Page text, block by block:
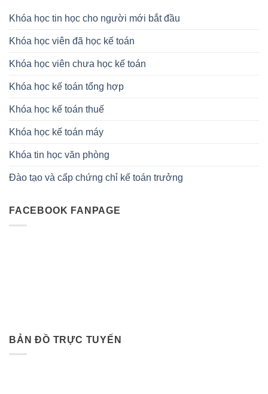
Khóa học tin học cho người mới bắt đầu
Khóa học viên đã học kế toán
Khóa học viên chưa học kế toán
Khóa học kế toán tổng hợp
Khóa học kế toán thuế
Khóa học kế toán máy
Khóa tin học văn phòng
Đào tạo và cấp chứng chỉ kế toán trưởng
FACEBOOK FANPAGE
BẢN ĐỒ TRỰC TUYẾN